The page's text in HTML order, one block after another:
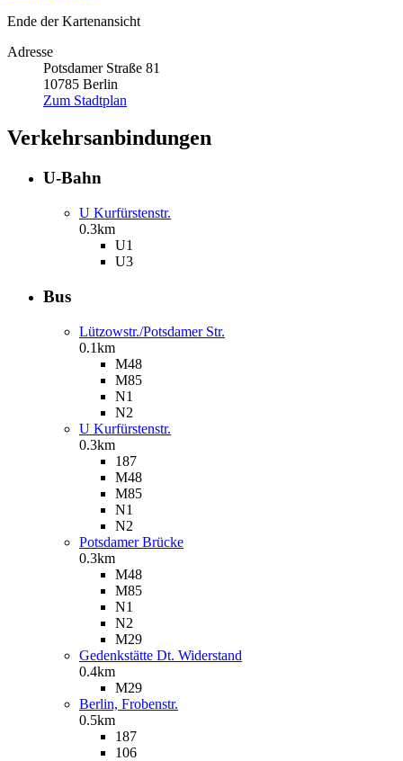
Ende der Kartenansicht
Adresse
Potsdamer Straße 81
10785 Berlin
Zum Stadtplan
Verkehrsanbindungen
U-Bahn
U Kurfürstenstr.
0.3km
U1
U3
Bus
Lützowstr./Potsdamer Str.
0.1km
M48
M85
N1
N2
U Kurfürstenstr.
0.3km
187
M48
M85
N1
N2
Potsdamer Brücke
0.3km
M48
M85
N1
N2
M29
Gedenkstätte Dt. Widerstand
0.4km
M29
Berlin, Frobenstr.
0.5km
187
106